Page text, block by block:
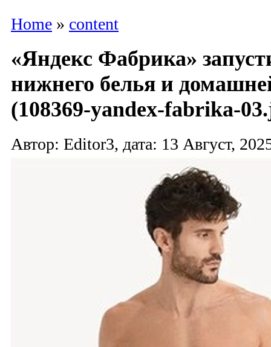
Home » content
«Яндекс Фабрика»
нижнего белья и
(108369-yandex-fabrika-
Автор: Editor3, дата: 13 Август,